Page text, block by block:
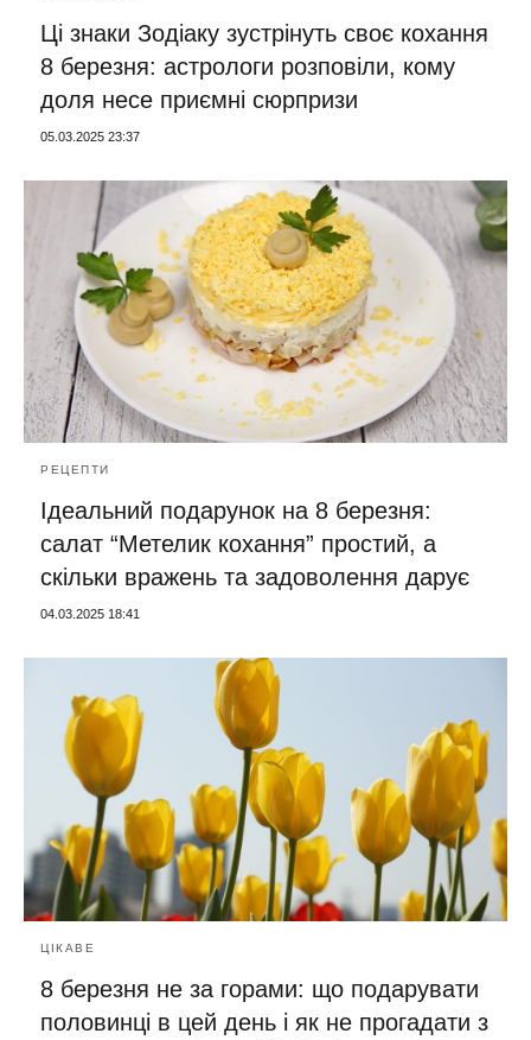
Ці знаки Зодіаку зустрінуть своє кохання
8 березня: астрологи розповіли, кому
доля несе приємні сюрпризи
05.03.2025 23:37
РЕЦЕПТИ
Ідеальний подарунок на 8 березня:
салат “Метелик кохання” простий, а
скільки вражень та задоволення дарує
04.03.2025 18:41
ЦІКАВЕ
8 березня не за горами: що подарувати
половинці в цей день і як не прогадати з